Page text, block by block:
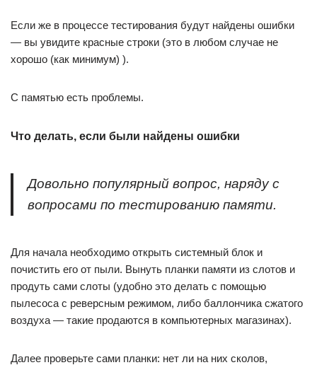
Если же в процессе тестирования будут найдены ошибки
— вы увидите красные строки (это в любом случае не
хорошо (как минимум) ).
С памятью есть проблемы.
Что делать, если были найдены ошибки
Довольно популярный вопрос, наряду с
вопросами по тестированию памяти.
Для начала необходимо открыть системный блок и
почистить его от пыли. Вынуть планки памяти из слотов и
продуть сами слоты (удобно это делать с помощью
пылесоса с реверсным режимом, либо баллончика сжатого
воздуха — такие продаются в компьютерных магазинах).
Далее проверьте сами планки: нет ли на них сколов,